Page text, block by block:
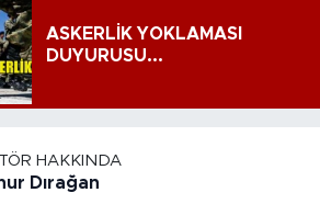
ASKERLİK YOKLAMASI
DUYURUSU...
HAKKINDA
Dırağan